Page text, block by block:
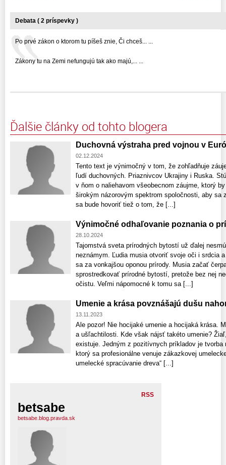
Debata ( 2 príspevky )
Po prvé zákon o ktorom tu píšeš znie, Či chceš... ...
Zákony tu na Zemi nefungujú tak ako majú,... ...
Ďalšie články od tohto blogera
Duchovná výstraha pred vojnou v
02.12.2024
Tento text je výnimočný v tom, že zohľadňuje
ľudí duchovných. Priaznivcov Ukrajiny i Ruska.
v ňom o naliehavom všeobecnom záujme, ktorý
širokým názorovým spektrom spoločnosti, aby sa
sa bude hovoriť tiež o tom, že [...]
Výnimočné odhaľovanie poznania o
28.10.2024
Tajomstvá sveta prírodných bytostí už ďalej
neznámym. Ľudia musia otvoriť svoje oči i srdcia
sa za vonkajšou oponou prírody. Musia začať
sprostredkovať prírodné bytostí, pretože bez nej
očistu. Veľmi nápomocné k tomu sa [...]
Umenie a krása povznášajú dušu
13.11.2023
Ale pozor! Nie hocijaké umenie a hocijaká krása.
a ušľachtilosti. Kde však nájsť takéto umenie?
existuje. Jedným z pozitívnych príkladov je tvorba
ktorý sa profesionálne venuje zákazkovej
umelecké spracúvanie dreva“ [...]
RSS
betsabe
betsabe.blog.pravda.sk